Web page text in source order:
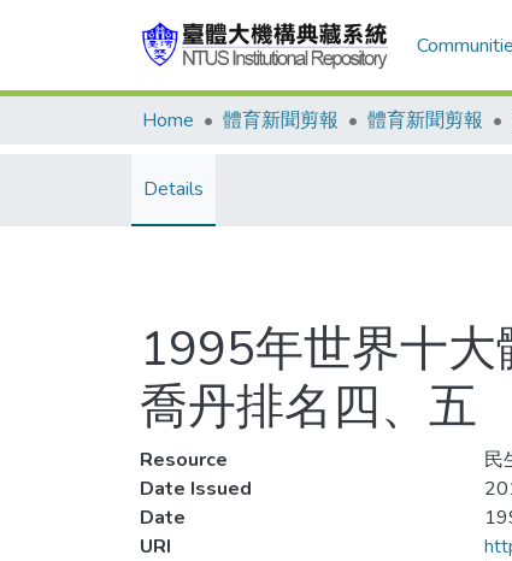
Home 體育新聞剪報 體育新聞剪報
Details
1995年世界十大
喬丹排名四、五
Resource
民
Date Issued
Date
URI